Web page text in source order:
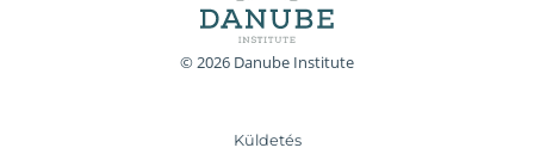
© 2026 Danube Institute
Küldetés